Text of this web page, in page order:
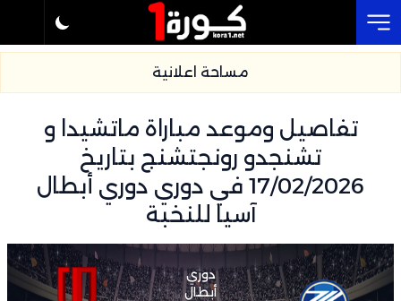
مساحة اعلانية
تفاصيل وموعد مباراة ماتشيدا و
تشنجدو رونجتشنج بتاريخ
17/02/2026 في دوري دوري أبطال
آسيا للنخبة
دوري
أبطال